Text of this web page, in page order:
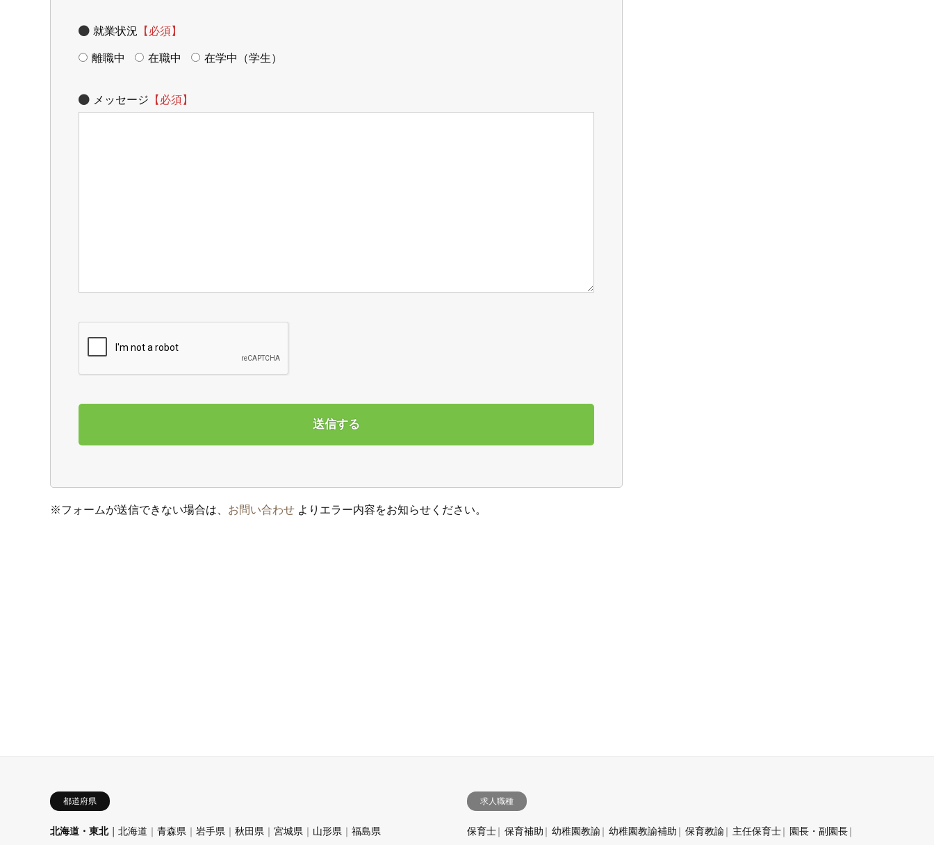
就業状況 【必須】
離職中 在職中 在学中（学生）
メッセージ 【必須】
※フォームが送信できない場合は、 お問い合わせ よりエラー内容をお知らせください。
都道府県
北海道・東北 北海道 青森県 岩手県 秋田県 宮城県 山形県 福島県
求人職種
保育士 保育補助 幼稚園教諭 幼稚園教諭補助 保育教諭 主任保育士 園長・副園長